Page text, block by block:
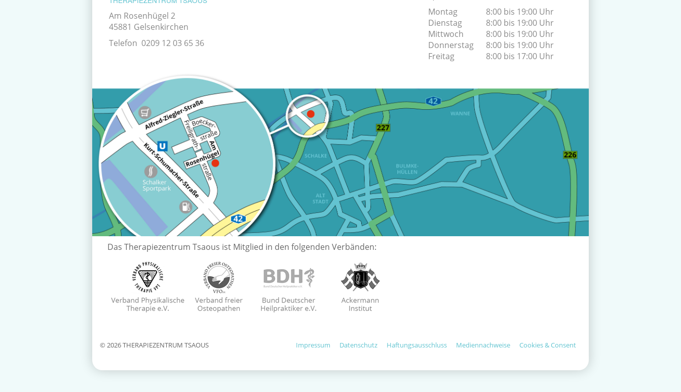
Am Rosenhügel 2
45881 Gelsenkirchen
Telefon 0209 12 03 65 36
Montag
8:00 bis 19:00 Uhr
Dienstag
8:00 bis 19:00 Uhr
Mittwoch
8:00 bis 19:00 Uhr
Donnerstag
8:00 bis 19:00 Uhr
Freitag
8:00 bis 17:00 Uhr
Das Therapiezentrum Tsaous ist Mitglied in den folgenden Verbänden:
© 2026 THERAPIEZENTRUM TSAOUS Impressum Datenschutz Haftungsausschluss Mediennachweise Cookies & Consent